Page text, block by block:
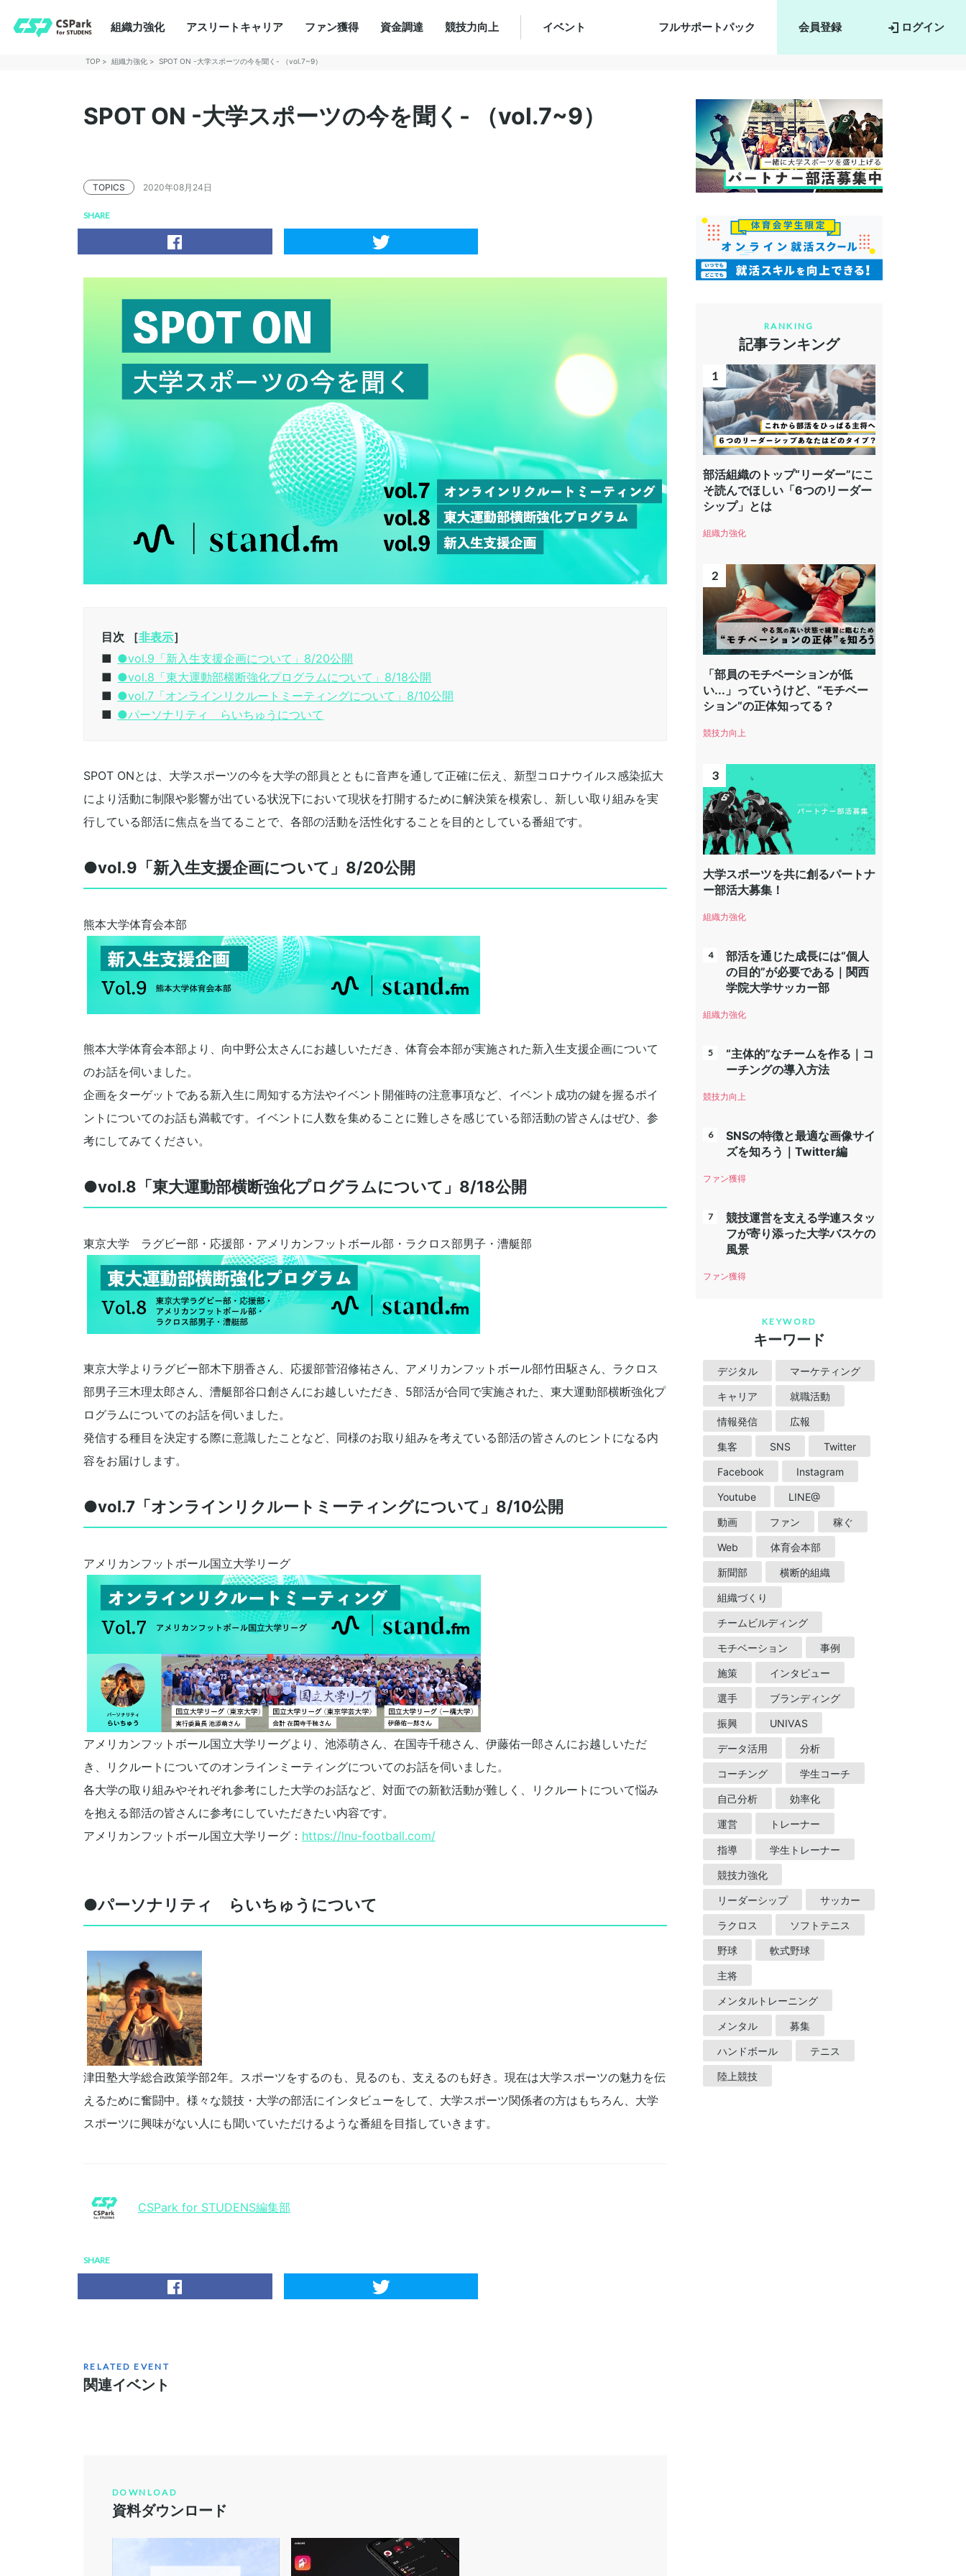
組織力強化 アスリートキャリア ファン獲得 資金調達 競技力向上 イベント フルサポートパック 会員登録 ログイン
TOP 組織力強化 SPOT ON -大学スポーツの今を聞く- （vol.7~9）
SPOT ON -大学スポーツの今を聞く- （vol.7~9）
TOPICS 2020年08月24日
SHARE
目次 ［非表示］
●vol.9「新入生支援企画について」8/20公開
●vol.8「東大運動部横断強化プログラムについて」8/18公開
●vol.7「オンラインリクルートミーティングについて」8/10公開
●パーソナリティ らいちゅうについて
SPOT ONとは、大学スポーツの今を大学の部員とともに音声を通して正確に伝え、新型コロナウイルス感染拡大
により活動に制限や影響が出ている状況下において現状を打開するために解決策を模索し、新しい取り組みを実
行している部活に焦点を当てることで、各部の活動を活性化することを目的としている番組です。
●vol.9「新入生支援企画について」8/20公開
熊本大学体育会本部
熊本大学体育会本部より、向中野公太さんにお越しいただき、体育会本部が実施された新入生支援企画について
のお話を伺いました。
企画をターゲットである新入生に周知する方法やイベント開催時の注意事項など、イベント成功の鍵を握るポイ
ントについてのお話も満載です。イベントに人数を集めることに難しさを感じている部活動の皆さんはぜひ、参
考にしてみてください。
●vol.8「東大運動部横断強化プログラムについて」8/18公開
東京大学 ラグビー部・応援部・アメリカンフットボール部・ラクロス部男子・漕艇部
東京大学よりラグビー部木下朋香さん、応援部菅沼修祐さん、アメリカンフットボール部竹田駆さん、ラクロス
部男子三木理太郎さん、漕艇部谷口創さんにお越しいただき、5部活が合同で実施された、東大運動部横断強化プ
ログラムについてのお話を伺いました。
発信する種目を決定する際に意識したことなど、同様のお取り組みを考えている部活の皆さんのヒントになる内
容をお届けします。
●vol.7「オンラインリクルートミーティングについて」8/10公開
アメリカンフットボール国立大学リーグ
アメリカンフットボール国立大学リーグより、池添萌さん、在国寺千穂さん、伊藤佑一郎さんにお越しいただ
き、リクルートについてのオンラインミーティングについてのお話を伺いました。
各大学の取り組みやそれぞれ参考にした大学のお話など、対面での新歓活動が難しく、リクルートについて悩み
を抱える部活の皆さんに参考にしていただきたい内容です。
アメリカンフットボール国立大学リーグ： https://lnu-football.com/
●パーソナリティ らいちゅうについて
津田塾大学総合政策学部2年。スポーツをするのも、見るのも、支えるのも好き。現在は大学スポーツの魅力を伝
えるために奮闘中。様々な競技・大学の部活にインタビューをして、大学スポーツ関係者の方はもちろん、大学
スポーツに興味がない人にも聞いていただけるような番組を目指していきます。
CSPark for STUDENS編集部
SHARE
RELATED EVENT
関連イベント
DOWNLOAD
資料ダウンロード
RANKING
記事ランキング
部活組織のトップ“リーダー”にこ
そ読んでほしい「6つのリーダー
シップ」とは
組織力強化
「部員のモチベーションが低
い...」っていうけど、“モチベー
ション”の正体知ってる？
競技力向上
大学スポーツを共に創るパートナ
ー部活大募集！
組織力強化
部活を通じた成長には“個人
の目的”が必要である｜関西
学院大学サッカー部
組織力強化
“主体的”なチームを作る｜コ
ーチングの導入方法
競技力向上
SNSの特徴と最適な画像サイ
ズを知ろう｜Twitter編
ファン獲得
競技運営を支える学連スタッ
フが寄り添った大学バスケの
風景
ファン獲得
KEYWORD
キーワード
デジタル マーケティング
キャリア 就職活動
情報発信 広報
集客 SNS Twitter
Facebook Instagram
Youtube LINE@
動画 ファン 稼ぐ
Web 体育会本部
新聞部 横断的組織
組織づくり
チームビルディング
モチベーション 事例
施策 インタビュー
選手 ブランディング
振興 UNIVAS
データ活用 分析
コーチング 学生コーチ
自己分析 効率化
運営 トレーナー
指導 学生トレーナー
競技力強化
リーダーシップ サッカー
ラクロス ソフトテニス
野球 軟式野球
主将
メンタルトレーニング
メンタル 募集
ハンドボール テニス
陸上競技